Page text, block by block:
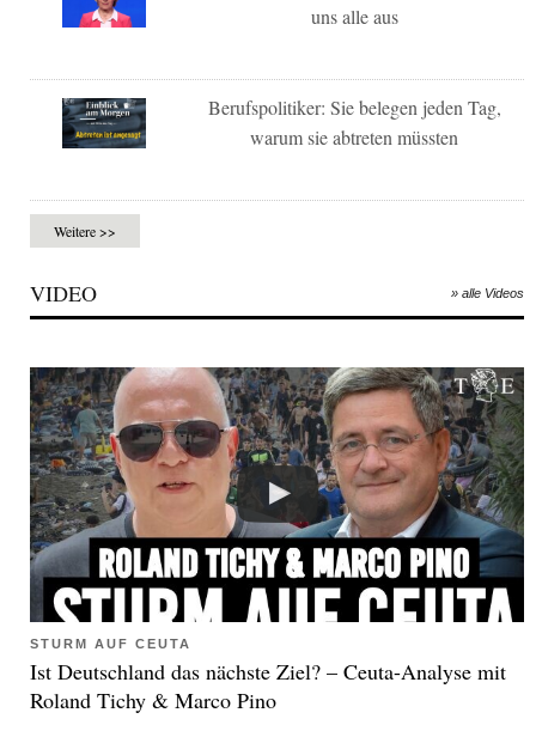
uns alle aus
Berufspolitiker: Sie belegen jeden Tag,
warum sie abtreten müssten
Weitere >>
VIDEO » alle Videos
STURM AUF CEUTA
Ist Deutschland das nächste Ziel? – Ceuta-Analyse mit
Roland Tichy & Marco Pino